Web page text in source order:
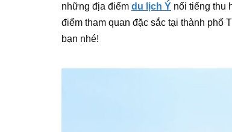
những địa điểm du lịch Ý nổi tiếng thu
điểm tham quan đặc sắc tại thành phố
bạn nhé!